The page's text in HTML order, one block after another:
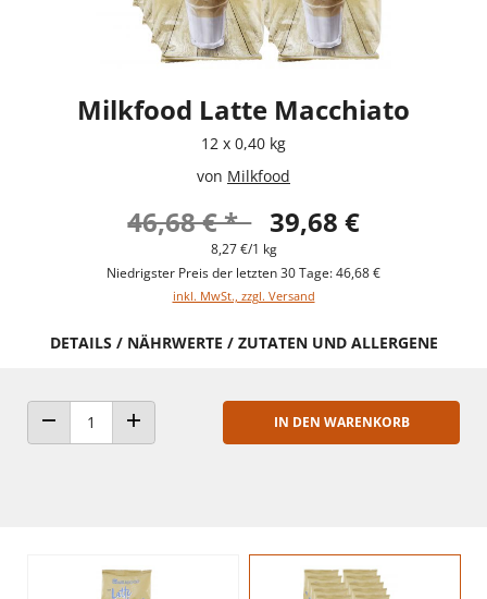
Milkfood Latte Macchiato
12 x 0,40 kg
von Milkfood
46,68 € * 39,68 €
8,27 €/1 kg
Niedrigster Preis der letzten 30 Tage: 46,68 €
inkl. MwSt., zzgl. Versand
DETAILS / NÄHRWERTE / ZUTATEN UND ALLERGENE
ANZAHL VERRINGERNANZAHL ERHÖHEN
IN DEN WARENKORB